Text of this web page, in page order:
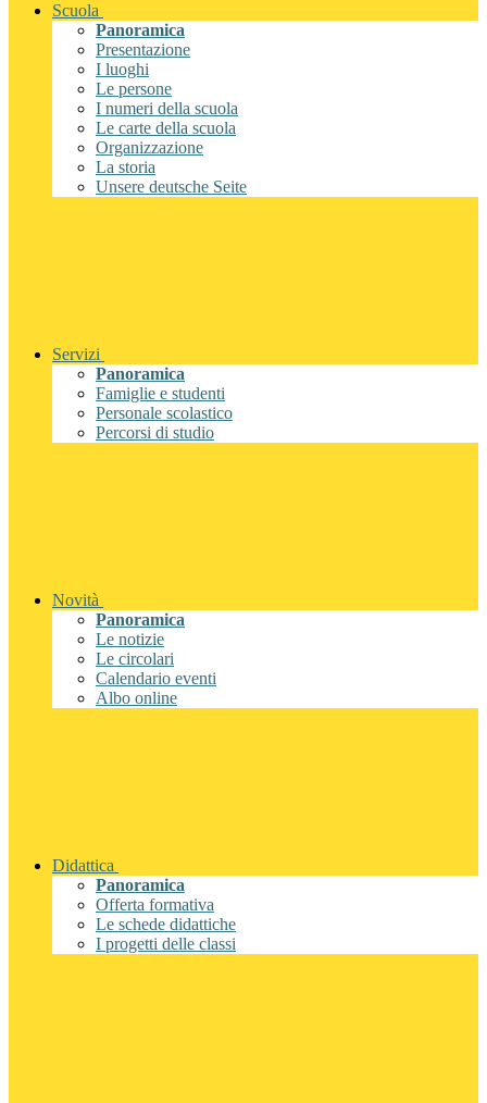
Scuola
Panoramica
Presentazione
I luoghi
Le persone
I numeri della scuola
Le carte della scuola
Organizzazione
La storia
Unsere deutsche Seite
Servizi
Panoramica
Famiglie e studenti
Personale scolastico
Percorsi di studio
Novità
Panoramica
Le notizie
Le circolari
Calendario eventi
Albo online
Didattica
Panoramica
Offerta formativa
Le schede didattiche
I progetti delle classi